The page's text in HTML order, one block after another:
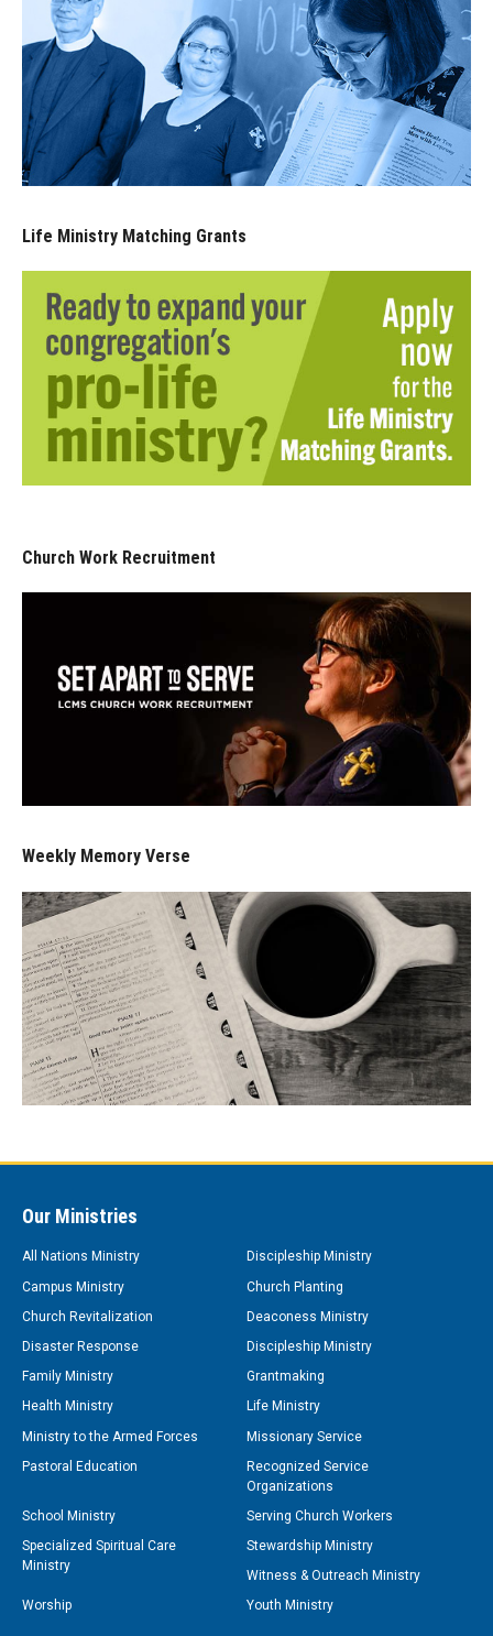
Life Ministry Matching Grants
Church Work Recruitment
Weekly Memory Verse
Our Ministries
All Nations Ministry
Discipleship Ministry
Campus Ministry
Church Planting
Church Revitalization
Deaconess Ministry
Disaster Response
Discipleship Ministry
Family Ministry
Grantmaking
Health Ministry
Life Ministry
Ministry to the Armed Forces
Missionary Service
Pastoral Education
Recognized Service
Organizations
School Ministry
Serving Church Workers
Specialized Spiritual Care
Ministry
Stewardship Ministry
Witness & Outreach Ministry
Worship
Youth Ministry